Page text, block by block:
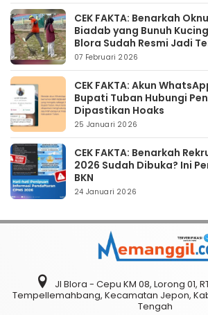
CEK FAKTA: Benarkah
Biadab yang Bunuh
Blora Sudah Resmi Jadi
07 Februari 2026
CEK FAKTA: Akun
Bupati Tuban Hubungi
Dipastikan Hoaks
25 Januari 2026
CEK FAKTA: Benarkah
2026 Sudah Dibuka? Ini
BKN
24 Januari 2026
Jl Blora - Cepu KM 08, Lorong 01,
Tempellemahbang, Kecamatan Jepon,
Tengah